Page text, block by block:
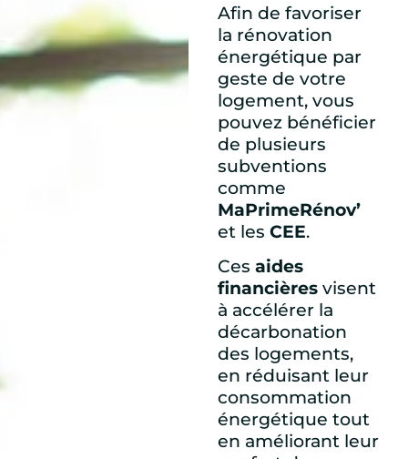
Afin de favoriser
la rénovation
énergétique par
geste de votre
logement, vous
pouvez bénéficier
de plusieurs
subventions
comme
MaPrimeRénov’
et les CEE.
Ces aides
financièresvisent
à accélérer la
décarbonation
des logements,
en réduisant leur
consommation
énergétique tout
en améliorant leur